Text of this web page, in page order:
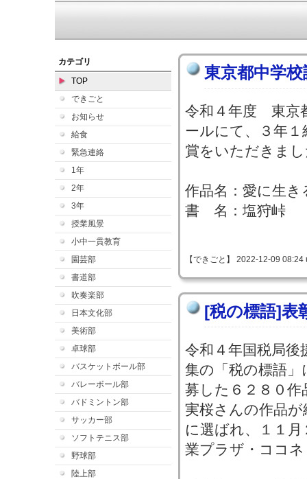
カテゴリ
TOP
できごと
お知らせ
給食
緊急連絡
1年
2年
3年
授業風景
小中一貫教育
園芸部
書道部
吹奏楽部
日本文化部
美術部
卓球部
バスケットボール部
バレーボール部
バドミントン部
サッカー部
ソフトテニス部
野球部
陸上部
東京都中学
令和４年度 東京
ールにて、３年
賞をいただきま
作品名：愛に生き
書 名：塩狩峠
【できごと】 2022-12-09
[税の標語]表
令和４年国税局後
集の「税の標語
募した６２８０作
実桜さんの作品が
に選ばれ、１１
業プラザ・ココ